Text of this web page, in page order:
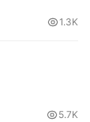
1.3K
5.7K